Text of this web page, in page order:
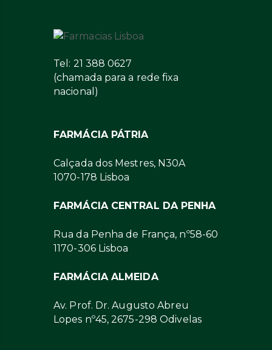
Tel: 21 388 0627
(chamada para a rede fixa
nacional)
FARMÁCIA PÁTRIA
Calçada dos Mestres, N30A
1070-178 Lisboa
FARMÁCIA CENTRAL DA PENHA
Rua da Penha de França, nº58-60
1170-306 Lisboa
FARMÁCIA ALMEIDA
Av. Prof. Dr. Augusto Abreu
Lopes nº45, 2675-298 Odivelas